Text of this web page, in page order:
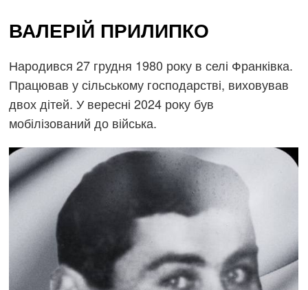
ВАЛЕРІЙ ПРИЛИПКО
Народився 27 грудня 1980 року в селі Франківка.
Працював у сільському господарстві, виховував
двох дітей. У вересні 2024 року був
мобілізований до війська.